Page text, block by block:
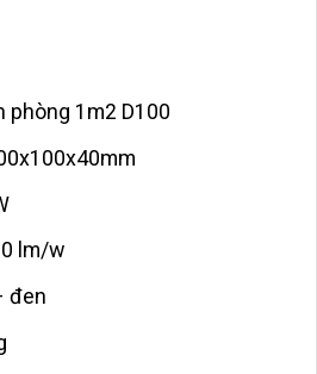
phòng 1m2 D100
lm/w
đen